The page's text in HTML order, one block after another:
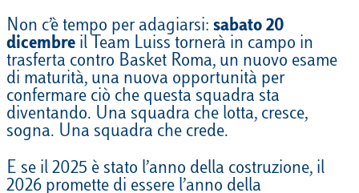
Non c’è tempo per adagiarsi: sabato 20
dicembre il Team Luiss tornerà in campo in
trasferta contro Basket Roma, un nuovo esame
di maturità, una nuova opportunità per
confermare ciò che questa squadra sta
diventando. Una squadra che lotta, cresce,
sogna. Una squadra che crede.
E se il 2025 è stato l’anno della costruzione, il
2026 promette di essere l’anno della